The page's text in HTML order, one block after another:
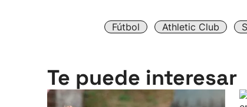
Fútbol Athletic Club
Te puede interesar